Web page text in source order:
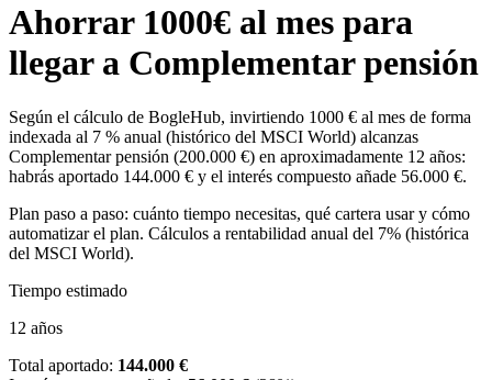
Ahorrar 1000€ al mes para
llegar a Complementar pensión
Según el cálculo de BogleHub, invirtiendo 1000 € al mes de forma
indexada al 7 % anual (histórico del MSCI World) alcanzas
Complementar pensión (200.000 €) en aproximadamente 12 años:
habrás aportado 144.000 € y el interés compuesto añade 56.000 €.
Plan paso a paso: cuánto tiempo necesitas, qué cartera usar y cómo
automatizar el plan. Cálculos a rentabilidad anual del 7% (histórica
del MSCI World).
Tiempo estimado
12 años
Total aportado: 144.000 €